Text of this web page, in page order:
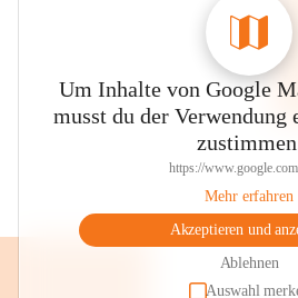
Um Inhalte von Google
musst du der Verwendung
https://
Mehr erfahren
Akzeptieren und
Ablehnen
Auswahl